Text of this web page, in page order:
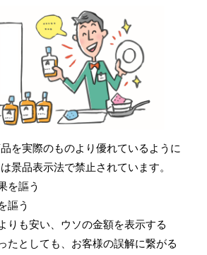
を実際のものより優れているように
景品表示法で禁止されています。
を謳う
謳う
りも安い、ウソの金額を表示する
たとしても、お客様の誤解に繋がる